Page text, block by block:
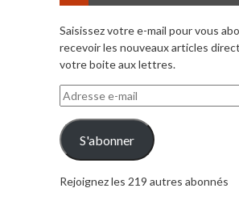
Saisissez votre e-mail pour vous
recevoir les nouveaux articles
votre boite aux lettres.
Adresse
e-
mail
S'abonner
Rejoignez les 219 autres abonnés